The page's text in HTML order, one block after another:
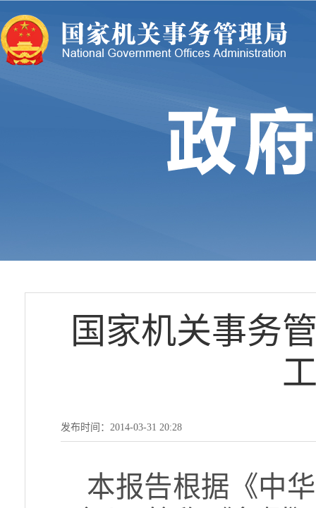
国家机关事务
发布时间：2014-03-31 20:28
本报告根据《中